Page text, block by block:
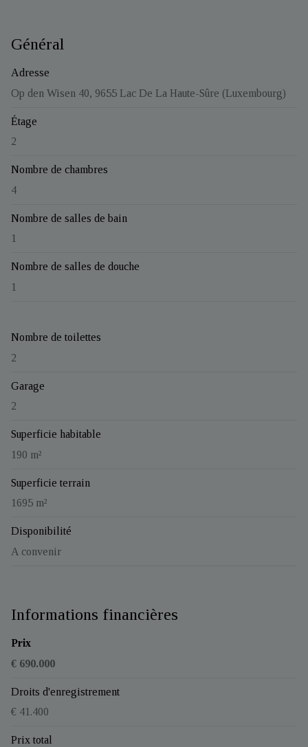
Général
Adresse
Op den Wisen 40, 9655 Lac De La Haute-Sûre (Luxembourg)
Étage
2
Nombre de chambres
4
Nombre de salles de bain
1
Nombre de salles de douche
1
Nombre de toilettes
2
Garage
2
Superficie habitable
190 m²
Superficie terrain
1695 m²
Disponibilité
A convenir
Informations financières
Prix
€ 690.000
Droits d'enregistrement
€ 41.400
Prix total